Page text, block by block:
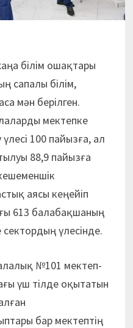
білім ошақтары
сапалы білім,
мән берілген.
мектепке
100 пайызға, ал
88,9 пайызға
аясы кеңейіп
613 балабақшаның
үлесінде.
№101 мектеп-
үш тілде оқытатын
бар мектептің